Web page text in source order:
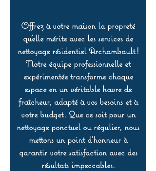
Offrez à votre maison la propreté
qu’elle mérite avec les services de
nettoyage résidentiel Archambault !
Notre équipe professionnelle et
expérimentée transforme chaque
espace en un véritable havre de
fraîcheur, adapté à vos besoins et à
votre budget. Que ce soit pour un
nettoyage ponctuel ou régulier, nous
mettons un point d’honneur à
garantir votre satisfaction avec des
résultats impeccables.